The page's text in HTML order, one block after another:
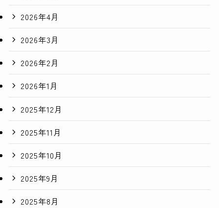
2026年4月
2026年3月
2026年2月
2026年1月
2025年12月
2025年11月
2025年10月
2025年9月
2025年8月